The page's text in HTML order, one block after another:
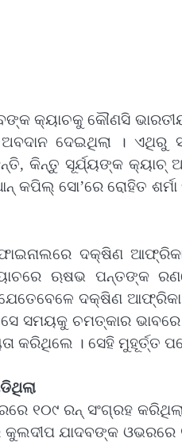
କ୍ୟାଚକୁ କୌଣସି
ଦେଇଥିଲା । ଏଥିରୁ
କିନ୍ତୁ ସୂର୍ଯ୍ୟଙ୍କ
କପିଲ୍ ସୋ’ରେ ରୋହିତ
ଦକ୍ଷିଣ
ଋଷଭ ପନ୍ତଙ୍କ
ଦକ୍ଷିଣ
ସମୟକୁ ଚମତ୍କାର
କରିଥିଲେ । ସେହି ମୁହୂର୍ତ୍ତ
୧୦୯ ରନ୍ ସଂଗ୍ରହ
ଯାଦବଙ୍କ ଓଭରରେ